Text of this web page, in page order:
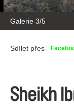
Galerie 3/5
Sdílet přes
Sheikh